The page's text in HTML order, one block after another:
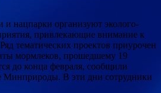
и нацпарки организуют эколого-
привлекающие внимание к
тематических проектов приурочен
мормлеков, прошедшему 19
до конца февраля, сообщили
Минприроды. В эти дни сотрудники